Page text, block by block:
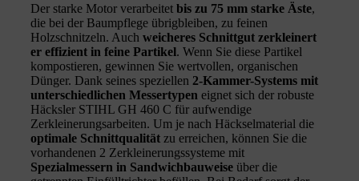
Der starke Motor verarbeitet bis zu 75 mm starke Äste,
die bei der Baumpflege übrigbleiben, zu feinen
Holzschnitzeln. Auch weicheres Schnittgut zerkleinert
er effizient in feine Partikel. Wenn Sie diese Partikel
kompostieren, gewinnen Sie wertvollen, organischen
Dünger. Dank seines speziellen 2-Kammer-Systems mit
unterschiedlichen Messertypen eignet sich der robuste
Häcksler STIHL GH 460 C für aufwendige
Zerkleinerungsarbeiten. Um je nach Häckselmaterial die
optimale Schnittqualität zu erreichen, können Sie die
vorhandenen 2 Zerkleinerungssysteme mit
Spezialmessern in Sandwichbauweise über die